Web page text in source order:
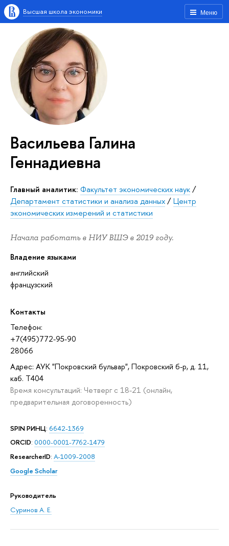
Меню
Высшая школа экономики
Васильева Галина
Геннадиевна
Главный аналитик: Факультет экономических наук/
Департамент статистики и анализа данных/Центр
экономических измерений и статистики
Начала работать в НИУ ВШЭ в 2019 году.
Владение языками
английский
французский
Контакты
Телефон:
+7(495)772-95-90
28066
Адрес: АУК "Покровский бульвар", Покровский б-р, д. 11,
каб. T404
Время консультаций: Четверг с 18-21 (онлайн,
предварительная договоренность)
SPIN РИНЦ: 6642-1369
ORCID: 0000-0001-7762-1479
ResearcherID: A-1009-2008
Google Scholar
Руководитель
Суринов А. Е.